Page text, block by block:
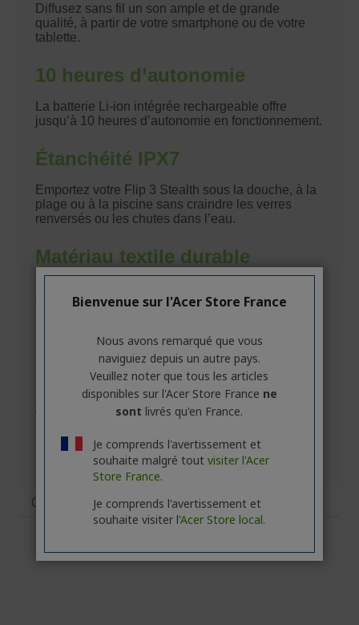
Caractéristiques
Bienvenue sur l'Acer Store France
Nous avons remarqué que vous
naviguiez depuis un autre pays.
Veuillez noter que tous les articles
disponibles sur l'Acer Store France ne
sont livrés qu'en France.
Je comprends l'avertissement et
souhaite malgré tout visiter l'Acer
Store France.
Je comprends l'avertissement et
souhaite visiter l'Acer Store local.